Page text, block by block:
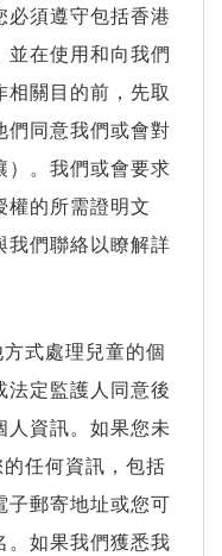
須遵守包括香港
在使用和向我們
關目的前，先取
們同意我們或會對
）。我們或會要求
權的所需證明文
我們聯絡以瞭解詳
式處理兒童的個
法定監護人同意後
資訊。如果您未
任何資訊，包括
子郵寄地址或您可
。如果我們獲悉我